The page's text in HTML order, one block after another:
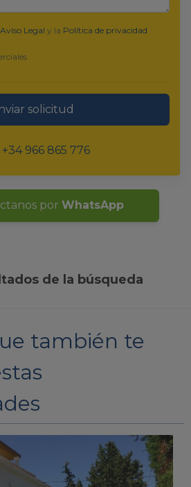
Aviso Legal y la Política de privacidad
solicitud
+34 966 865 776
por WhatsApp
de la búsqueda
también te